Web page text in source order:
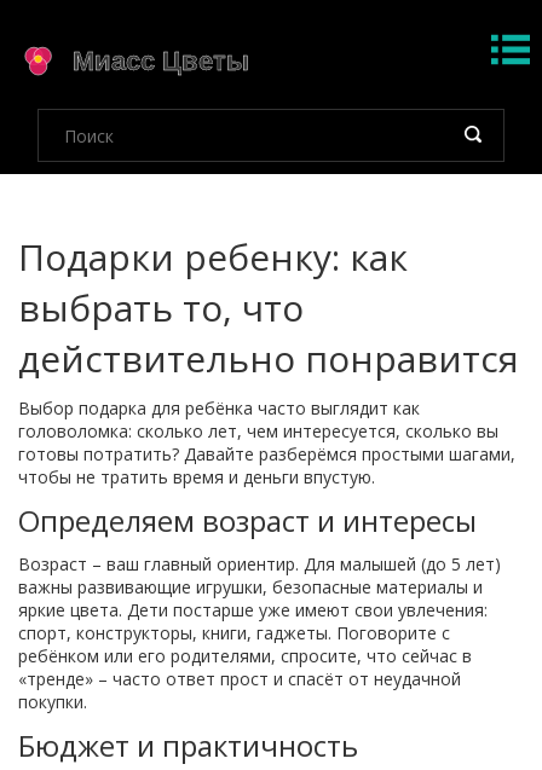
Подарки ребенку: как
выбрать то, что
действительно понравится
Выбор подарка для ребёнка часто выглядит как
головоломка: сколько лет, чем интересуется, сколько вы
готовы потратить? Давайте разберёмся простыми шагами,
чтобы не тратить время и деньги впустую.
Определяем возраст и интересы
Возраст – ваш главный ориентир. Для малышей (до 5 лет)
важны развивающие игрушки, безопасные материалы и
яркие цвета. Дети постарше уже имеют свои увлечения:
спорт, конструкторы, книги, гаджеты. Поговорите с
ребёнком или его родителями, спросите, что сейчас в
«тренде» – часто ответ прост и спасёт от неудачной
покупки.
Бюджет и практичность